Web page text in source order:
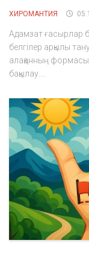
ХИРОМАНТИЯ
Адамзат ғасырлар
белгілер арқылы
алақанның
бақылау....